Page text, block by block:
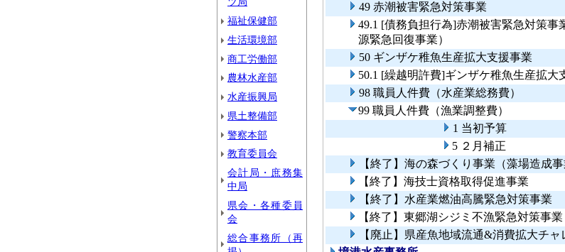
福祉保健部
生活環境部
商工労働部
農林水産部
水産振興局
県土整備部
警察本部
教育委員会
会計局・庶務集
中局
県会・各種委員
会
総合事務所（再
49 赤潮被害緊急対策事業
49.1 [債務負担行為]赤潮被害緊急対策事
源緊急回復事業）
50 ギンザケ稚魚生産拡大支援事業
50.1 [繰越明許費]ギンザケ稚魚生産拡大
98 職員人件費（水産業総務費）
99 職員人件費（漁業調整費）
1 当初予算
5 ２月補正
【終了】海の森づくり事業（藻場造成
【終了】海技士資格取得促進事業
【終了】水産業燃油高騰緊急対策事業
【終了】東郷湖シジミ不漁緊急対策事業
【廃止】県産魚地域流通&消費拡大チャ